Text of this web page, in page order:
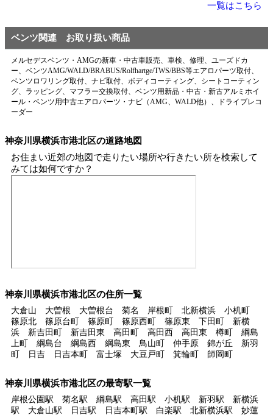
一覧はこちら
ベンツ関連 お取り扱い商品
メルセデスベンツ・AMGの新車・中古車販売、車検、修理、ユーズドカ
ー、ベンツAMG/WALD/BRABUS/Rolfhartge/TWS/BBS等エアロパーツ取付、
ベンツロワリング取付、ナビ取付、ボディコーティング、シートコーティン
グ、ラッピング、マフラー交換取付、ベンツ用新品・中古・新古アルミホイ
ール・ベンツ用中古エアロパーツ・ナビ（AMG、WALD他）、ドライブレコ
ーダー
神奈川県横浜市港北区の道路地図
お住まい近郊の地図で走りたい場所や行きたい所を検索して
みては如何ですか？
神奈川県横浜市港北区の住所一覧
大倉山 大曽根 大曽根台 菊名 岸根町 北新横浜 小机町
篠原北 篠原台町 篠原町 篠原西町 篠原東 下田町 新横
浜 新吉田町 新吉田東 高田町 高田西 高田東 樽町 綱島
上町 綱島台 綱島西 綱島東 鳥山町 仲手原 錦が丘 新羽
町 日吉 日吉本町 富士塚 大豆戸町 箕輪町 師岡町
神奈川県横浜市港北区の最寄駅一覧
岸根公園駅 菊名駅 綱島駅 高田駅 小机駅 新羽駅 新横浜
駅 大倉山駅 日吉駅 日吉本町駅 白楽駅 北新横浜駅 妙蓮